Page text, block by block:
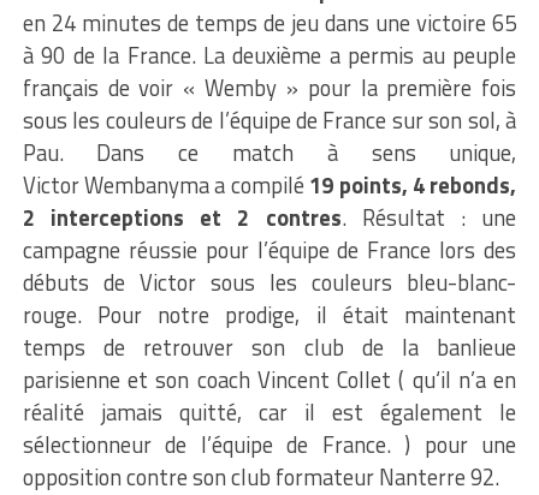
en 24 minutes de temps de jeu dans une victoire 65
à 90 de la France.La deuxième a permis au peuple
français de voir «Wemby » pour la première fois
sous les couleurs de l’équipe de France sur son sol, à
Pau.Dans ce match à sens unique,
VictorWembanymaa compilé 19 points, 4 rebonds,
2 interceptions et 2 contres.Résultat : une
campagne réussie pour l’équipe de France lors des
débuts de Victor sous les couleurs bleu-blanc-
rouge.Pour notre prodige, il était maintenant
temps de retrouver son club de la banlieue
parisienne et son coach Vincent Collet( qu‘il n’a en
réalité jamais quitté, car il est également le
sélectionneur de l’équipe de France.) pour une
opposition contre son club formateur Nanterre 92.